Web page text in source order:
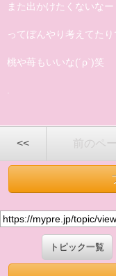
また出かけたくないなー
ってぼんやり考えてたり
桃や苺もいいな(´ρ`)笑
<< 前のペ
トピック一覧